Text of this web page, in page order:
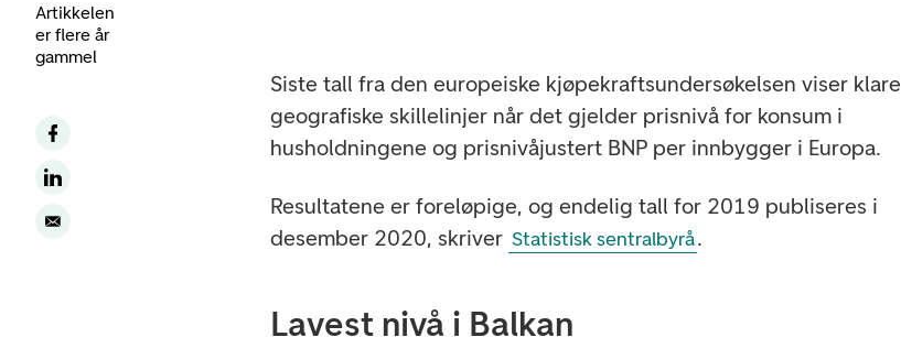
Artikkelen
er flere år
gammel
Siste tall fra den europeiske kjøpekraftsundersøkelsen viser klare
geografiske skillelinjer når det gjelder prisnivå for konsum i
husholdningene og prisnivåjustert BNP per innbygger i Europa.
Resultatene er foreløpige, og endelig tall for 2019 publiseres i
desember 2020, skriver Statistisk sentralbyrå.
Lavest nivå i Balkan